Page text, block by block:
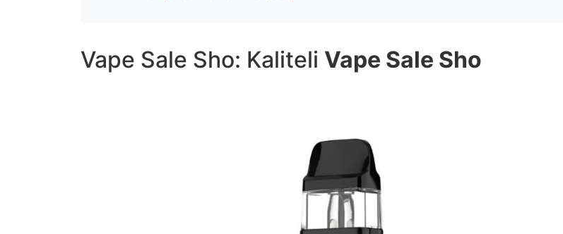
Vape Sale Sho: Kaliteli Vape Sale Sho